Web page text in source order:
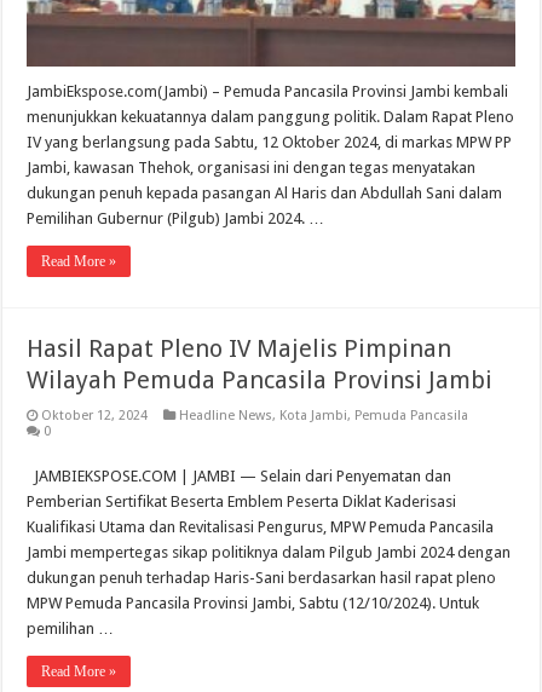
JambiEkspose.com(Jambi) – Pemuda Pancasila Provinsi Jambi kembali
menunjukkan kekuatannya dalam panggung politik. Dalam Rapat Pleno
IV yang berlangsung pada Sabtu, 12 Oktober 2024, di markas MPW PP
Jambi, kawasan Thehok, organisasi ini dengan tegas menyatakan
dukungan penuh kepada pasangan Al Haris dan Abdullah Sani dalam
Pemilihan Gubernur (Pilgub) Jambi 2024. …
Read More »
Hasil Rapat Pleno IV Majelis Pimpinan
Wilayah Pemuda Pancasila Provinsi Jambi
Oktober 12, 2024 Headline News, Kota Jambi, Pemuda Pancasila
0
JAMBIEKSPOSE.COM | JAMBI — Selain dari Penyematan dan
Pemberian Sertifikat Beserta Emblem Peserta Diklat Kaderisasi
Kualifikasi Utama dan Revitalisasi Pengurus, MPW Pemuda Pancasila
Jambi mempertegas sikap politiknya dalam Pilgub Jambi 2024 dengan
dukungan penuh terhadap Haris-Sani berdasarkan hasil rapat pleno
MPW Pemuda Pancasila Provinsi Jambi, Sabtu (12/10/2024). Untuk
pemilihan …
Read More »